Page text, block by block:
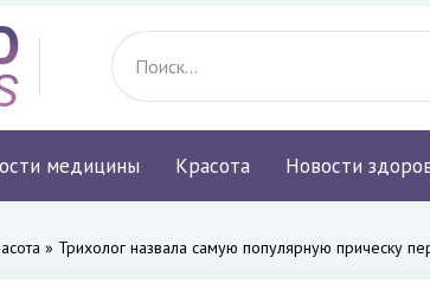
медицины Красота Новости
» Трихолог назвала самую популярную прическу